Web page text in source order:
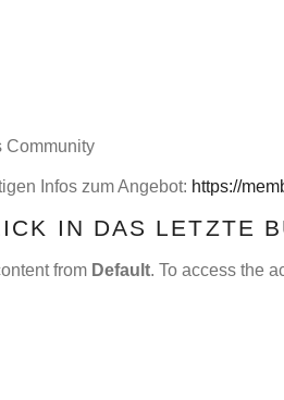
Community
Infos zum Angebot: https://
IN DAS LETZTE
from Default. To access the